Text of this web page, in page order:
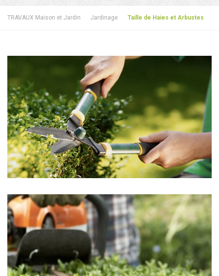
TRAVAUX Maison et Jardin Jardinage Taille de Haies et Arbustes